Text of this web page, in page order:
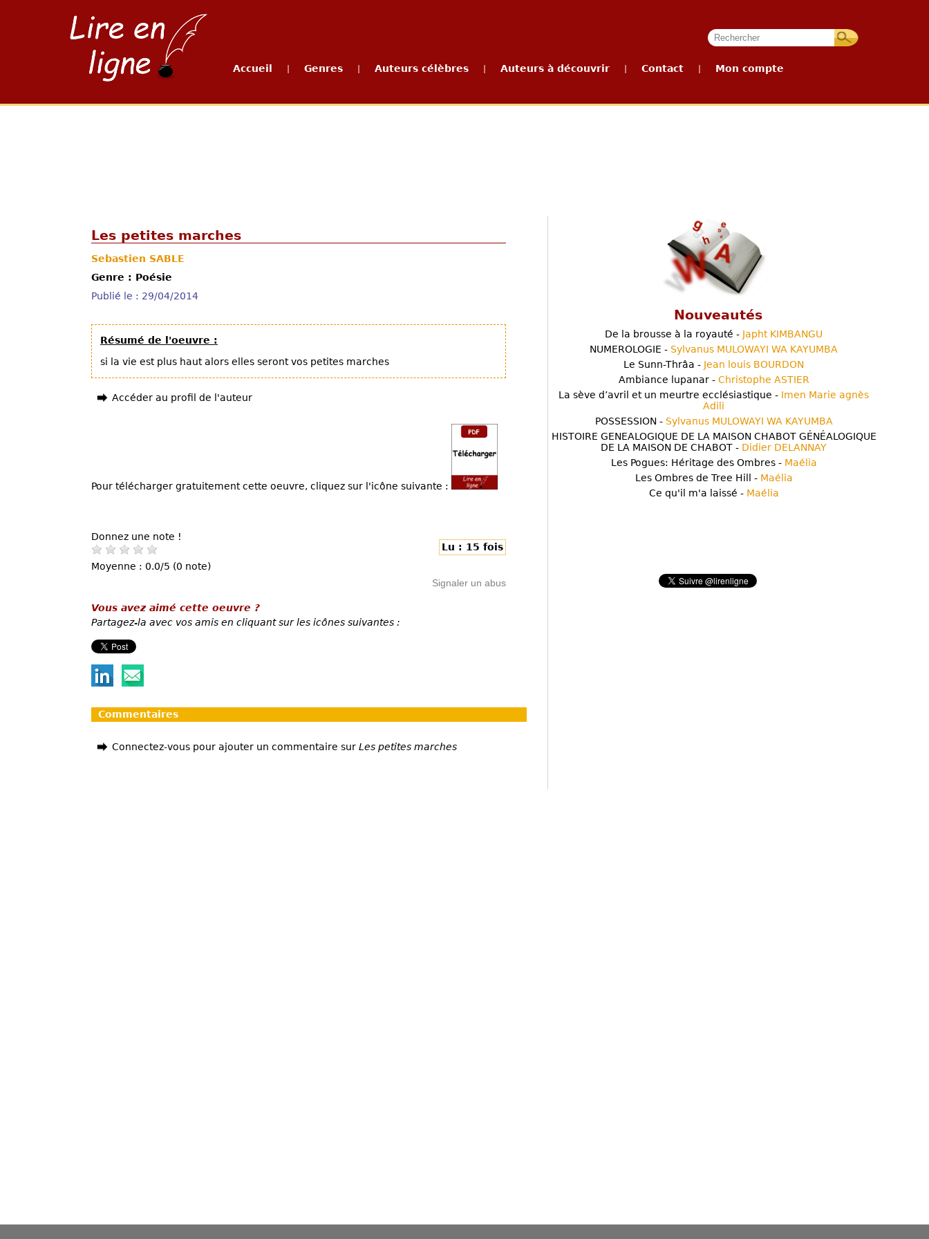
Accueil Genres Auteurs célèbres Auteurs à découvrir Contact Mon compte
Les petites marches
Sebastien SABLE
Genre : Poésie
Publié le : 29/04/2014
Résumé de l'oeuvre :
si la vie est plus haut alors elles seront vos petites marches
Accéder au profil de l'auteur
Pour télécharger gratuitement cette oeuvre, cliquez sur l'icône suivante :
Donnez une note !
Moyenne : 0.0/5 (0 note)
Lu : 15 fois
Signaler un abus
Vous avez aimé cette oeuvre ?
Partagez-la avec vos amis en cliquant sur les icônes suivantes :
Commentaires
Connectez-vous pour ajouter un commentaire sur Les petites marches
Nouveautés
De la brousse à la royauté - Japht KIMBANGU
NUMEROLOGIE - Sylvanus MULOWAYI WA KAYUMBA
Le Sunn-Thrâa - Jean louis BOURDON
Ambiance lupanar - Christophe ASTIER
La sève d’avril et un meurtre ecclésiastique - Imen Marie agnès
Adili
POSSESSION - Sylvanus MULOWAYI WA KAYUMBA
HISTOIRE GENEALOGIQUE DE LA MAISON CHABOT GÉNÉALOGIQUE
DE LA MAISON DE CHABOT - Didier DELANNAY
Les Pogues: Héritage des Ombres - Maélia
Les Ombres de Tree Hill - Maélia
Ce qu'il m'a laissé - Maélia